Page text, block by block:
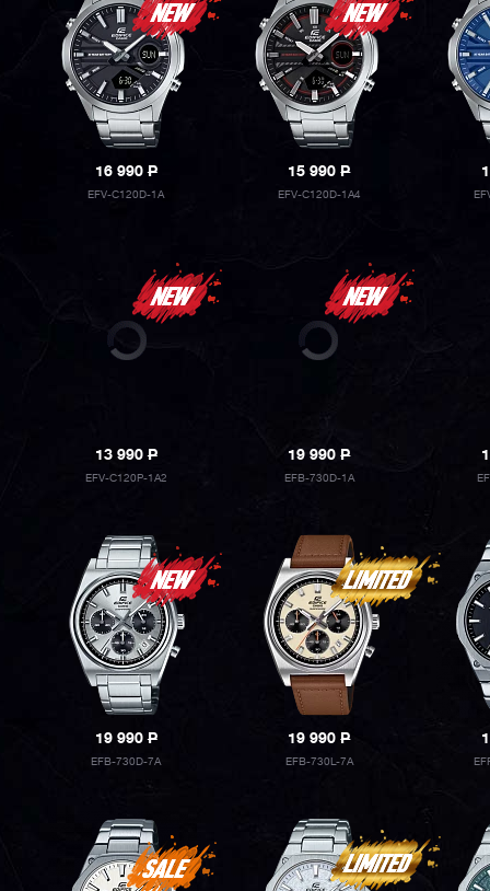
16 990P
EFV-C120D-1A
15 990P
EFV-C120D-1A4
13 990P
EFV-C120P-1A2
19 990P
EFB-730D-1A
19 990P
EFB-730D-7A
19 990P
EFB-730L-7A